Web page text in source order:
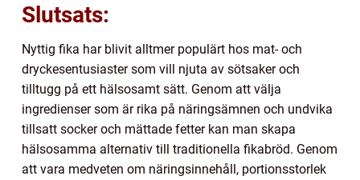
Slutsats:
Nyttig fika har blivit alltmer populärt hos mat- och
dryckesentusiaster som vill njuta av sötsaker och
tilltugg på ett hälsosamt sätt. Genom att välja
ingredienser som är rika på näringsämnen och undvika
tillsatt socker och mättade fetter kan man skapa
hälsosamma alternativ till traditionella fikabröd. Genom
att vara medveten om näringsinnehåll, portionsstorlek